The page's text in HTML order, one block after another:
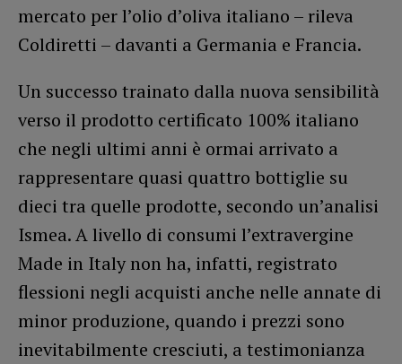
mercato per l’olio d’oliva italiano – rileva
Coldiretti – davanti a Germania e Francia.
Un successo trainato dalla nuova sensibilità
verso il prodotto certificato 100% italiano
che negli ultimi anni è ormai arrivato a
rappresentare quasi quattro bottiglie su
dieci tra quelle prodotte, secondo un’analisi
Ismea. A livello di consumi l’extravergine
Made in Italy non ha, infatti, registrato
flessioni negli acquisti anche nelle annate di
minor produzione, quando i prezzi sono
inevitabilmente cresciuti, a testimonianza